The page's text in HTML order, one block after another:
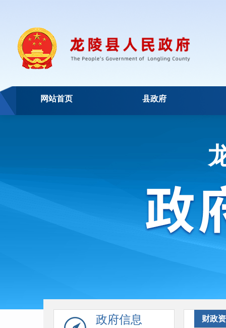
网站首页 县政府
政府信息
财政